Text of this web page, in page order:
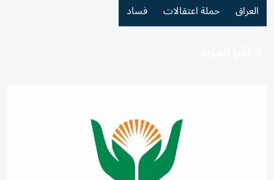
العراق حملة اعتقالات فساد